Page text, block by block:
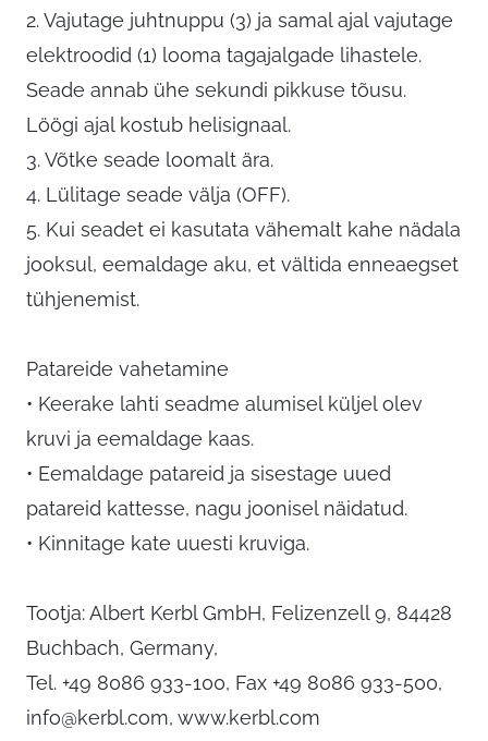
2. Vajutage juhtnuppu (3) ja samal ajal vajutage
elektroodid (1) looma tagajalgade lihastele.
Seade annab ühe sekundi pikkuse tõusu.
Löögi ajal kostub helisignaal.
3. Võtke seade loomalt ära.
4. Lülitage seade välja (OFF).
5. Kui seadet ei kasutata vähemalt kahe nädala
jooksul, eemaldage aku, et vältida enneaegset
tühjenemist.
Patareide vahetamine
• Keerake lahti seadme alumisel küljel olev
kruvi ja eemaldage kaas.
• Eemaldage patareid ja sisestage uued
patareid kattesse, nagu joonisel näidatud.
• Kinnitage kate uuesti kruviga.
Tootja: Albert Kerbl GmbH, Felizenzell 9, 84428
Buchbach, Germany,
Tel. +49 8086 933-100, Fax +49 8086 933-500,
info@kerbl.com, www.kerbl.com